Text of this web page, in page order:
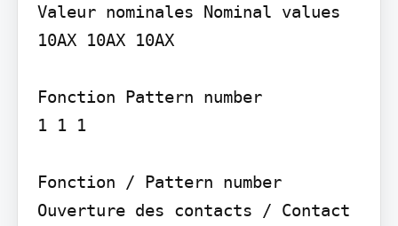
Valeur nominales Nominal values
10AX 10AX 10AX
Fonction Pattern number
1 1 1
Fonction / Pattern number
Ouverture des contacts / Contact